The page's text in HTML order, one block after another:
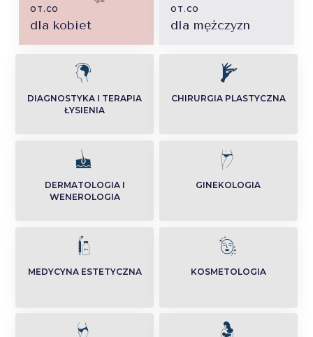
dla kobiet dla mężczyzn
DIAGNOSTYKA I TERAPIA
ŁYSIENIA
CHIRURGIA PLASTYCZNA
DERMATOLOGIA I
WENEROLOGIA
GINEKOLOGIA
MEDYCYNA ESTETYCZNA KOSMETOLOGIA